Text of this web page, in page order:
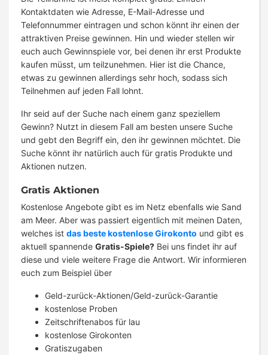
Kontaktdaten wie Adresse, E-Mail-Adresse und
Telefonnummer eintragen und schon könnt ihr einen der
attraktiven Preise gewinnen. Hin und wieder stellen wir
euch auch Gewinnspiele vor, bei denen ihr erst Produkte
kaufen müsst, um teilzunehmen. Hier ist die Chance,
etwas zu gewinnen allerdings sehr hoch, sodass sich
Teilnehmen auf jeden Fall lohnt.
Ihr seid auf der Suche nach einem ganz speziellem
Gewinn? Nutzt in diesem Fall am besten unsere Suche
und gebt den Begriff ein, den ihr gewinnen möchtet. Die
Suche könnt ihr natürlich auch für gratis Produkte und
Aktionen nutzen.
Gratis Aktionen
Kostenlose Angebote gibt es im Netz ebenfalls wie Sand
am Meer. Aber was passiert eigentlich mit meinen Daten,
welches ist das beste kostenlose Girokonto und gibt es
aktuell spannende Gratis-Spiele? Bei uns findet ihr auf
diese und viele weitere Frage die Antwort. Wir informieren
euch zum Beispiel über
Geld-zurück-Aktionen/Geld-zurück-Garantie
kostenlose Proben
Zeitschriftenabos für lau
kostenlose Girokonten
Gratiszugaben